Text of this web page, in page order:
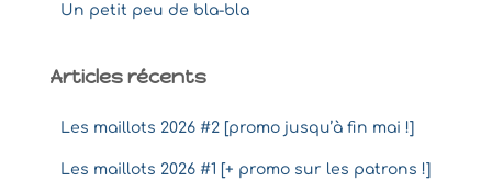
Un petit peu de bla-bla
Articles récents
Les maillots 2026 #2 [promo jusqu’à fin mai !]
Les maillots 2026 #1 [+ promo sur les patrons !]